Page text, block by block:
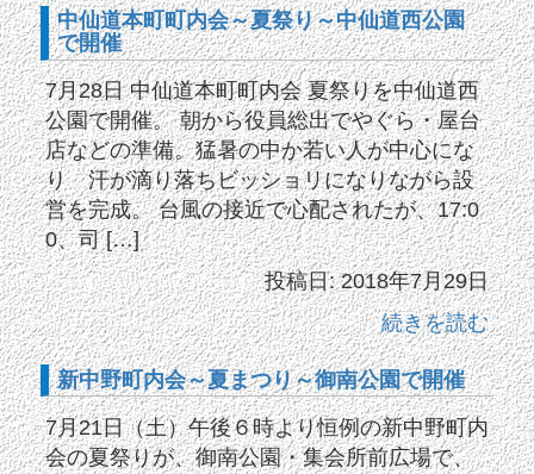
中仙道本町町内会～夏祭り～中仙道西公園
で開催
7月28日 中仙道本町町内会 夏祭りを中仙道西
公園で開催。 朝から役員総出でやぐら・屋台
店などの準備。猛暑の中か若い人が中心にな
り 汗が滴り落ちビッショリになりながら設
営を完成。 台風の接近で心配されたが、17:0
0、司 […]
投稿日: 2018年7月29日
続きを読む
新中野町内会～夏まつり～御南公園で開催
7月21日（土）午後６時より恒例の新中野町内
会の夏祭りが、御南公園・集会所前広場で、